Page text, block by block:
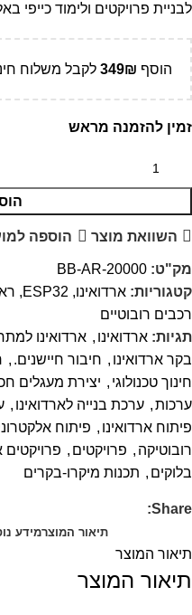
לבניית פרויקטים ולימוד כייפי
הוסף 349₪ לקבל משלוח
זמין להזמנה מראש
השוואת מוצר הוספה
מק"ט: BB-AR-20000
קטגוריות: ארדואינו, ESP32, ראספברי פיי ועוד
רכבים רובוטיים
תגיות: ארדואינו , ארדואינו
בקר ארדואינו , חיבור חיישנים. ,
חינוך טכנולוגי , יצירת מעגלים
ערכות, ערכת בנייה לארדואינו ,
פיתוח ארדואינו , פיתוח
רובוטיקה , פרויקטים , פרויקטים
בלוקים , תכנות מיקרו-בקרים
Share:
תיאור המוצרמידע
תיאור המוצר
תיאור המוצר